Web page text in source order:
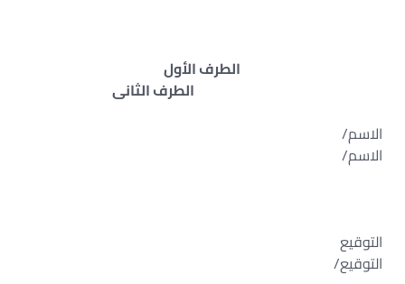
الطرف الأول
الطرف الثانى
الاسم/
الاسم/
التوقيع
التوقيع/